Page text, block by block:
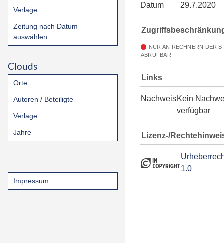
Verlage
Zeitung nach Datum
auswählen
Clouds
Orte
Autoren / Beteiligte
Verlage
Jahre
Impressum
Datum
29.7.2020
NUR AN RECHNERN DER
ABRUFBAR
Links
NachweisKein
verfügbar
Lizenz-/
1.0